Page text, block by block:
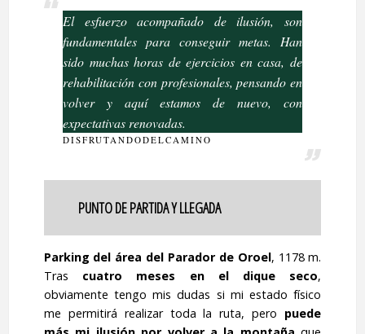
El esfuerzo acompañado de ilusión, son
fundamentales para conseguir metas. Han
sido muchas horas de ejercicios en casa, de
rehabilitación con profesionales, pensando en
volver y aquí estamos de nuevo, con
expectativas renovadas.
DISFRUTANDODELCAMINO
PUNTO DE PARTIDA Y LLEGADA
Parking del área del Parador de Oroel, 1178 m.
Tras cuatro meses en el dique seco,
obviamente tengo mis dudas si mi estado físico
me permitirá realizar toda la ruta, pero puede